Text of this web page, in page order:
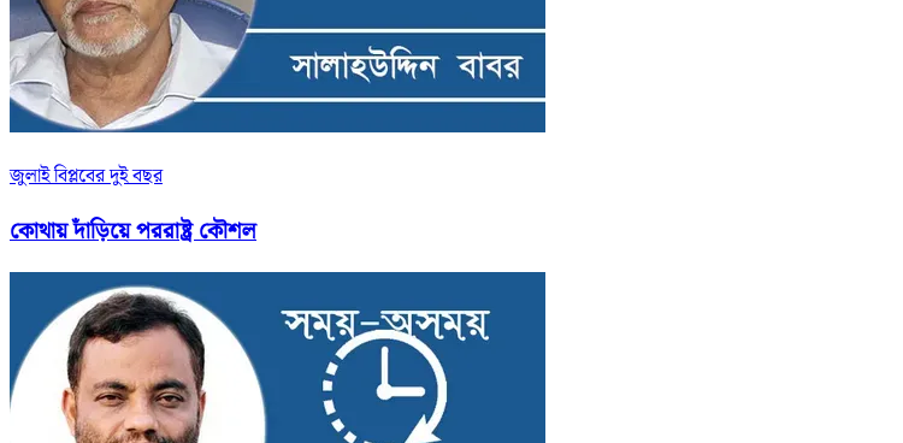
জুলাই বিপ্লবের দুই বছর
কোথায় দাঁড়িয়ে পররাষ্ট্র কৌশল